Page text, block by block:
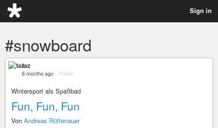
Sign in
#snowboard
taz
6 months ago – Public
Wintersport als Spaßbad
Fun, Fun, Fun
Von Andreas Rüttenauer